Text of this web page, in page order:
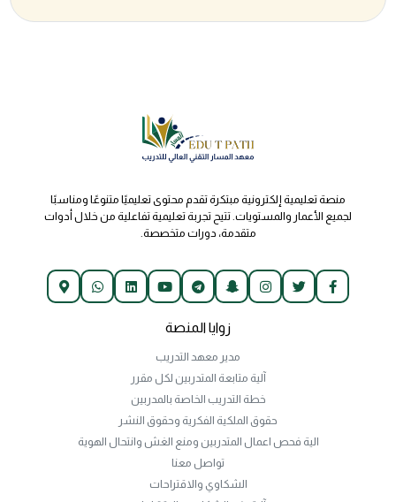
منصة تعليمية إلكترونية مبتكرة تقدم محتوى تعليميًا متنوعًا ومناسبًا
لجميع الأعمار والمستويات. تتيح تجربة تعليمية تفاعلية من خلال أدوات
متقدمة، دورات متخصصة.
زوايا المنصة
مدير معهد التدريب
آلية متابعة المتدربين لكل مقرر
خطة التدريب الخاصة بالمدربين
حقوق الملكية الفكرية وحقوق النشر
الية فحص اعمال المتدربين ومنع الغش وانتحال الهوية
تواصل معنا
الشكاوي والاقتراحات